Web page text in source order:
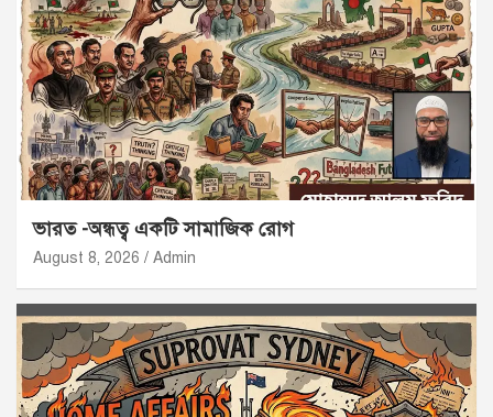
ভারত -অন্ধত্ব একটি সামাজিক রোগ
August 8, 2026 Admin